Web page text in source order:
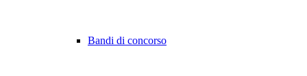
Bandi di concorso